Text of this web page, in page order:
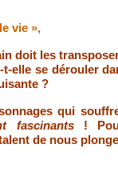
vie »,
doit les
t-elle se dérouler
?
qui
fascinants !
de nous